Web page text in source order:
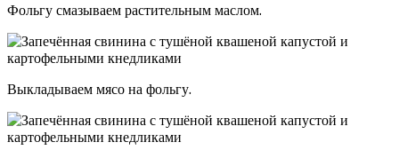
Фольгу смазываем растительным маслом.
Выкладываем мясо на фольгу.